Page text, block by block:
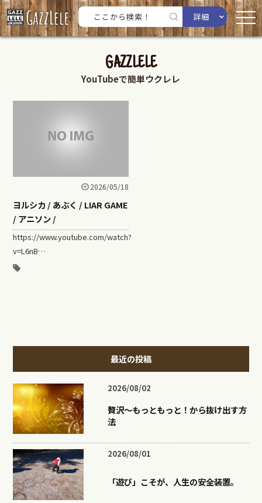
詳細
GAZZLELE
YouTubeで簡単ウクレレ
2026/05/18
ヨルシカ / あぶく / LIAR GAME
/ アニソン /
https://www.youtube.com/watch?
v=L6nB…
最近の投稿
2026/08/02
贅沢〜もっともっと！から抜け出す方
法
2026/08/01
「遊び」こそが、人生の安全装置。